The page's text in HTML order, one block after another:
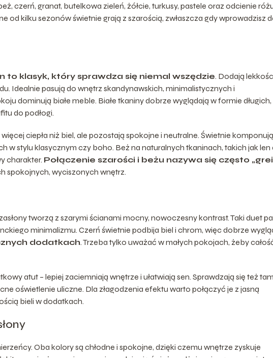
czerń, granat, butelkowa zieleń, żółcie, turkusy, pastele oraz odcienie
od kilku sezonów świetnie grają z szarością, zwłaszcza gdy wprowadzisz
to klasyk, który sprawdza się niemal wszędzie. Dodają
Idealnie pasują do wnętrz skandynawskich, minimalistycznych i
dominują białe meble. Białe tkaniny dobrze wyglądają w formie długich,
do podłogi.
ciepła niż biel, ale pozostają spokojne i neutralne. Świetnie
w stylu klasycznym czy boho. Beż na naturalnych tkaninach, takich jak len
charakter. Połączenie szarości i beżu nazywa się często
spokojnych, wyciszonych wnętrz.
tworzą z szarymi ścianami mocny, nowoczesny kontrast. Taki duet
minimalizmu. Czerń świetnie podbija biel i chrom, więc dobrze
dodatkach. Trzeba tylko uważać w małych pokojach, żeby
atut – lepiej zaciemniają wnętrze i ułatwiają sen. Sprawdzają się też
oświetlenie uliczne. Dla złagodzenia efektu warto połączyć je z jasną
bieli w dodatkach.
Oba kolory są chłodne i spokojne, dzięki czemu wnętrze zyskuje